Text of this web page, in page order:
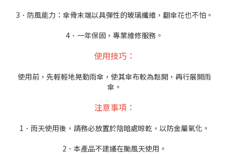
3．防風能力：傘骨末端以具彈性的玻璃纖維，翻傘花也不怕。
4．一年保固，專業維修服務。
使用技巧：
使用前，先輕輕地晃動雨傘，使其傘布較為鬆開，再行展開雨
傘。
注意事項：
1．雨天使用後，請務必放置於陰暗處晾乾，以防金屬氧化。
2．本產品不建議在颱風天使用。